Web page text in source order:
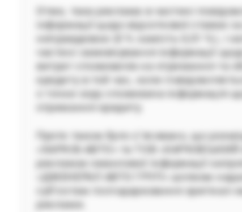
Отже, така реклама в частині
інформації щодо відсоткової ставки
неправдивою (0 % замість 0,01 %), і
частині замовчування інформації
витрат споживачів на отримання та
кредиту в той час, коли
з точки зору споживача інформація
отримання кредиту.
Проте також було з’ясовано, що
рекламах оманливої інформації
«ДЖЕНЕРАЛ АВТО ГРУП» шляхом
суб’єктам господарювання оригінал-
реклами.